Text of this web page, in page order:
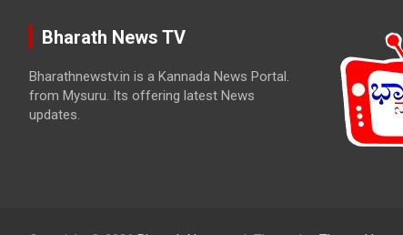
Bharath News TV
Bharathnewstv.in is a Kannada News Portal.
from Mysuru. Its offering latest News
updates.